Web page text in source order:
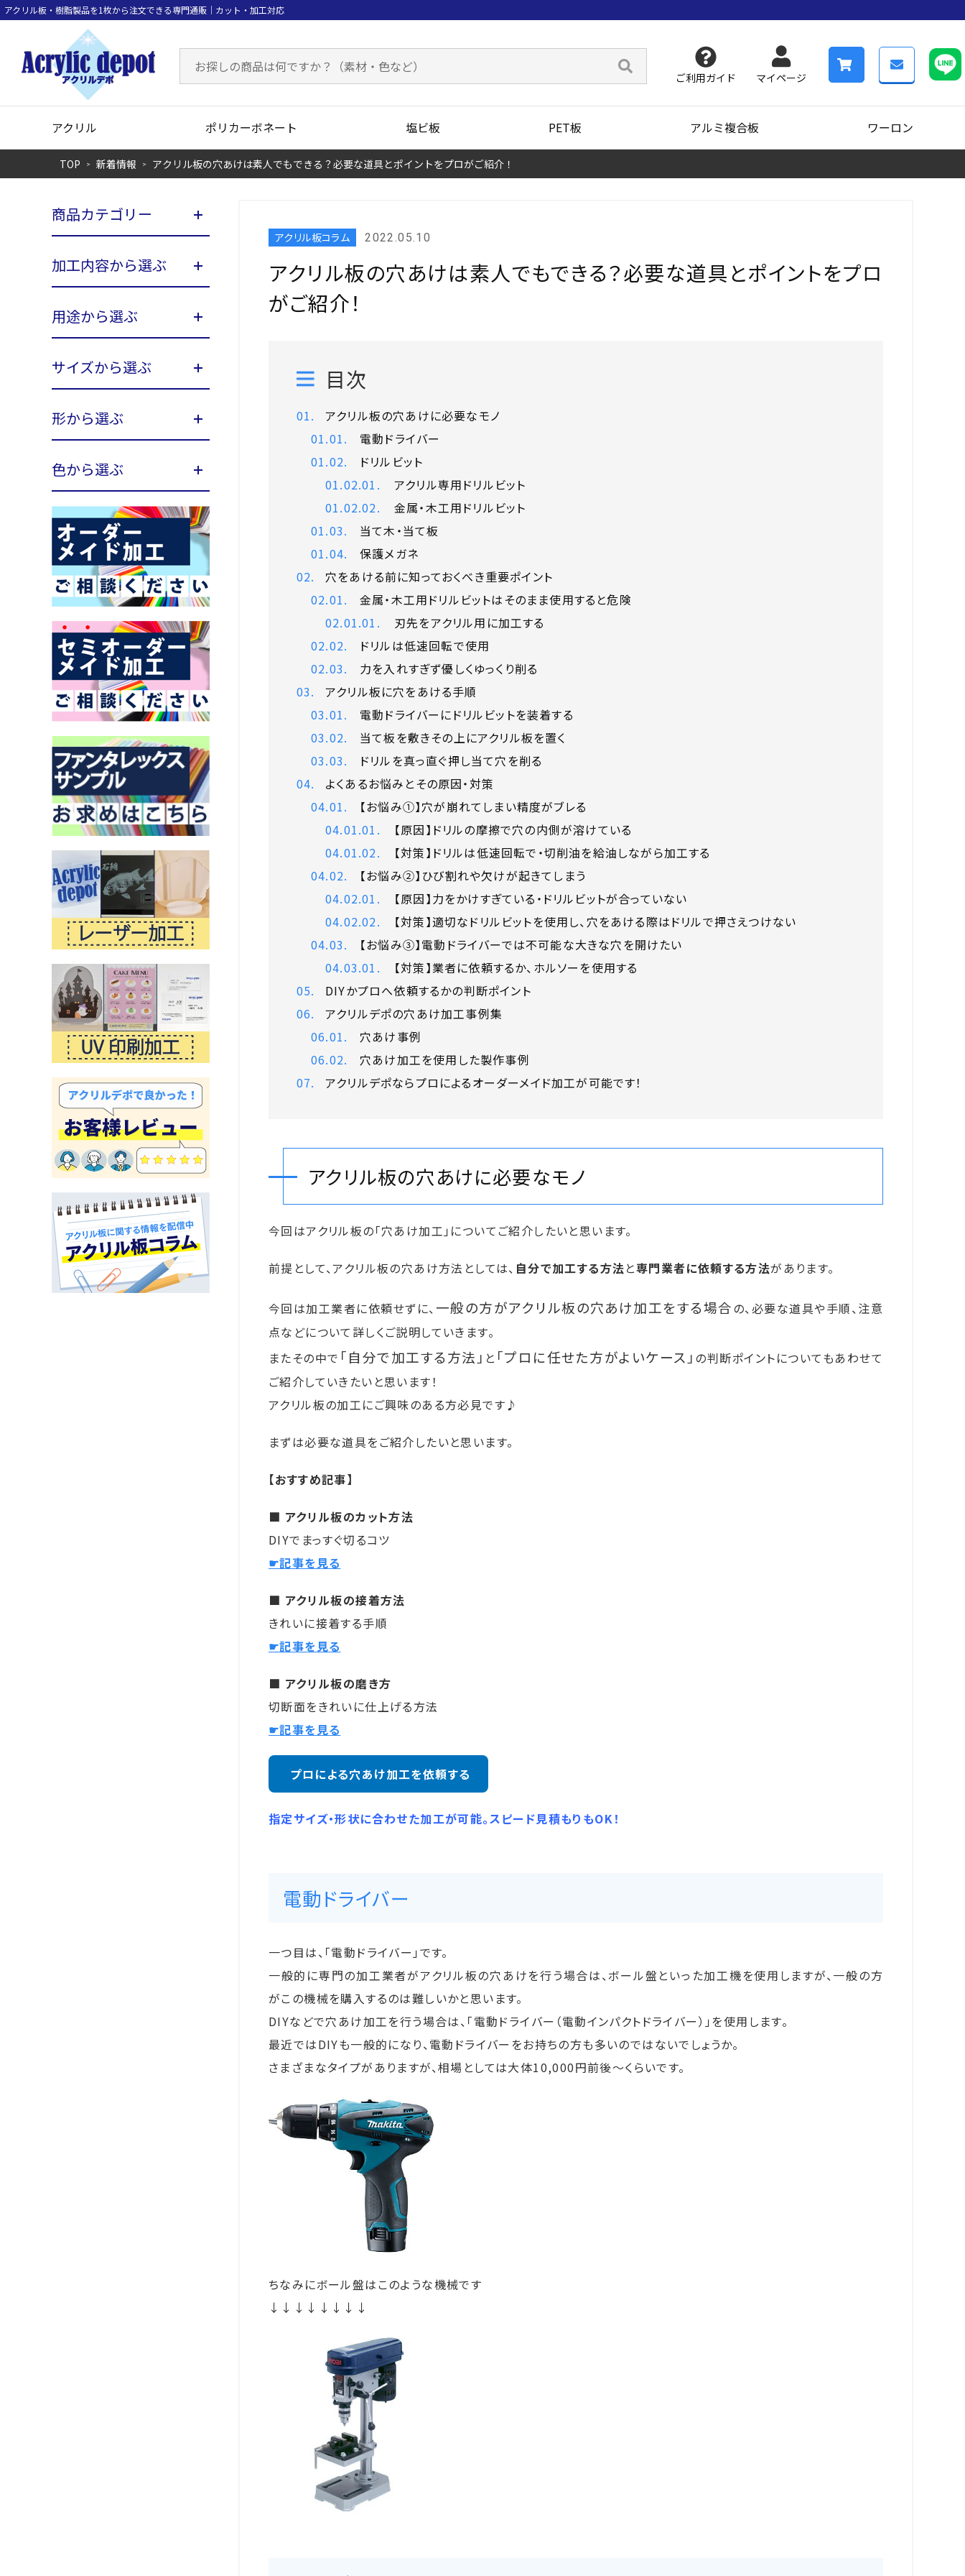
ご利用ガイド マイページ
アクリル ポリカーボネート 塩ビ板 PET板 アルミ複合板 ワーロン
TOP 新着情報 アクリル板の穴あけは素人でもできる？必要な道具とポイントをプロがご紹介！
商品カテゴリー
加工内容から選ぶ
用途から選ぶ
サイズから選ぶ
形から選ぶ
色から選ぶ
アクリル板コラム 2022.05.10
アクリル板の穴あけは素人でもできる？必要な道具とポイントをプロ
がご紹介！
目次
アクリル板の穴あけに必要なモノ
電動ドライバー
ドリルビット
アクリル専用ドリルビット
金属・木工用ドリルビット
当て木・当て板
保護メガネ
穴をあける前に知っておくべき重要ポイント
金属・木工用ドリルビットはそのまま使用すると危険
刃先をアクリル用に加工する
ドリルは低速回転で使用
力を入れすぎず優しくゆっくり削る
アクリル板に穴をあける手順
電動ドライバーにドリルビットを装着する
当て板を敷きその上にアクリル板を置く
ドリルを真っ直ぐ押し当て穴を削る
よくあるお悩みとその原因・対策
【お悩み①】穴が崩れてしまい精度がブレる
【原因】ドリルの摩擦で穴の内側が溶けている
【対策】ドリルは低速回転で・切削油を給油しながら加工する
【お悩み②】ひび割れや欠けが起きてしまう
【原因】力をかけすぎている・ドリルビットが合っていない
【対策】適切なドリルビットを使用し、穴をあける際はドリルで押さえつけない
【お悩み③】電動ドライバーでは不可能な大きな穴を開けたい
【対策】業者に依頼するか、ホルソーを使用する
DIYかプロへ依頼するかの判断ポイント
アクリルデポの穴あけ加工事例集
穴あけ事例
穴あけ加工を使用した製作事例
アクリルデポならプロによるオーダーメイド加工が可能です！
アクリル板の穴あけに必要なモノ
今回はアクリル板の「穴あけ加工」についてご紹介したいと思います。
前提として、アクリル板の穴あけ方法としては、 自分で加工する方法と専門業者に依頼する方法があります。
今回は加工業者に依頼せずに、 一般の方がアクリル板の穴あけ加工をする場合の、必要な道具や手順、注意
点などについて詳しくご説明していきます。
またその中で 「自分で加工する方法」 と 「プロに任せた方がよいケース」 の判断ポイントについてもあわせて
ご紹介していきたいと思います！
アクリル板の加工にご興味のある方必見です♪
まずは必要な道具をご紹介したいと思います。
【おすすめ記事】
■ アクリル板のカット方法
DIYでまっすぐ切るコツ
☛記事を見る
■ アクリル板の接着方法
きれいに接着する手順
☛記事を見る
■ アクリル板の磨き方
切断面をきれいに仕上げる方法
☛記事を見る
プロによる穴あけ加工を依頼する
指定サイズ・形状に合わせた加工が可能。スピード見積もりもOK！
電動ドライバー
一つ目は、「電動ドライバー」です。
一般的に専門の加工業者がアクリル板の穴あけを行う場合は、ボール盤といった加工機を使用しますが、一般の方
がこの機械を購入するのは難しいかと思います。
DIYなどで穴あけ加工を行う場合は、「電動ドライバー（電動インパクトドライバー）」を使用します。
最近ではDIYも一般的になり、電動ドライバーをお持ちの方も多いのではないでしょうか。
さまざまなタイプがありますが、相場としては大体10,000円前後～くらいです。
ちなみにボール盤はこのような機械です
↓↓↓↓↓↓↓↓